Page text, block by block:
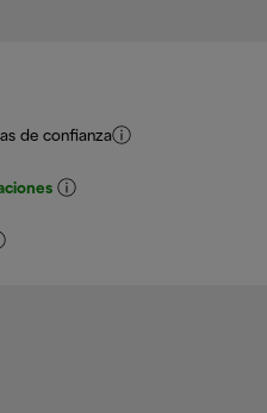
de confianza